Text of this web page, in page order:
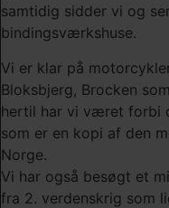
samtidig sidder vi og
bindingsværkshuse.
Vi er klar på
Bloksbjerg, Brocken
hertil har vi været forbi
som er en kopi af den
Norge.
Vi har også besøgt et
fra 2. verdenskrig som